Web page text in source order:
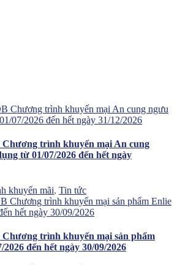
Chương trình khuyến mại An cung
từ 01/07/2026 đến hết ngày
khuyến mãi, Tin tức
trình khuyến mại sản phẩm
đến hết ngày 30/09/2026